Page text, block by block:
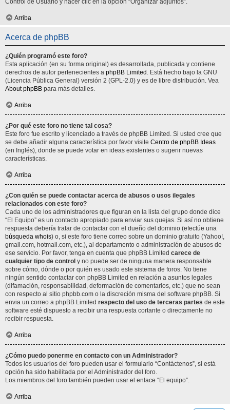
Control de Usuario y hacer clic en la opción “Organizar adjuntos”.
Arriba
Acerca de phpBB
¿Quién programó este foro?
Esta aplicación (en su forma original) es desarrollada, publicada y contiene
derechos de autor pertenecientes a phpBB Limited . Está hecho bajo la GNU
(Licencia Pública General) versión 2 (GPL-2.0) y es de libre distribución. Vea
About phpBB para más detalles.
Arriba
¿Por qué este foro no tiene tal cosa?
Este foro fue escrito y licenciado a través de phpBB Limited. Si usted cree que
se debe añadir alguna característica por favor visite Centro de phpBB Ideas
(en Inglés), donde se puede votar en ideas existentes o sugerir nuevas
características.
Arriba
¿Con quién se puede contactar acerca de abusos o usos ilegales
relacionados con este foro?
Cada uno de los administradores que figuran en la lista del grupo donde dice
“El Equipo” es un contacto apropiado para enviar sus quejas. Si así no obtiene
respuesta debería tratar de contactar con el dueño del dominio (efectúe una
búsqueda whois) o, si este foro tiene correo sobre un dominio gratuito (Yahoo!,
gmail.com, hotmail.com, etc.), al departamento o administración de abusos de
ese servicio. Por favor, tenga en cuenta que phpBB Limited carece de
cualquier tipo de control y no puede ser de ninguna manera responsable
sobre cómo, dónde o por quién es usado este sistema de foros. No tiene
ningún sentido contactar con phpBB Limited en relación a asuntos legales
(difamación, responsabilidad, deformación de comentarios, etc.) que no sean
con respecto al sitio phpbb.com o la discreción misma del software phpBB. Si
envia un correo a phpBB Limited respecto del uso de terceras partes de este
software esté dispuesto a recibir una respuesta cortante o directamente no
recibir respuesta.
Arriba
¿Cómo puedo ponerme en contacto con un Administrador?
Todos los usuarios del foro pueden usar el formulario “Contáctenos”, si está
opción ha sido habilitada por el Administrador del foro.
Los miembros del foro también pueden usar el enlace “El equipo”.
Arriba